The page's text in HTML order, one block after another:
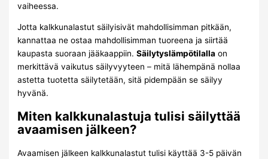
vaiheessa.
Jotta kalkkunalastut säilyisivät mahdollisimman pitkään,
kannattaa ne ostaa mahdollisimman tuoreena ja siirtää
kaupasta suoraan jääkaappiin.Säilytyslämpötilalla on
merkittävä vaikutus säilyvyyteen – mitä lähempänä nollaa
astetta tuotetta säilytetään, sitä pidempään se säilyy
hyvänä.
Miten kalkkunalastuja tulisi säilyttää
avaamisen jälkeen?
Avaamisen jälkeen kalkkunalastut tulisi käyttää 3-5 päivän